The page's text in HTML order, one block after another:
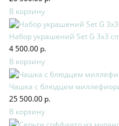
В корзину
Набор украшений Set G 3x3
4 500.00 р.
В корзину
Чашка с блюдцем
25 500.00 р.
В корзину